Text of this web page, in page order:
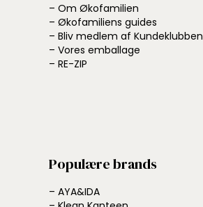
– Om Økofamilien
– Økofamiliens guides
– Bliv medlem af Kundeklubben
– Vores emballage
– RE-ZIP
Populære brands
– AYA&IDA